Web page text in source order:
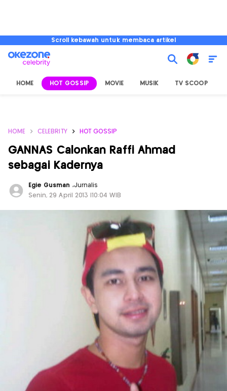
Scroll kebawah untuk membaca artikel
HOME HOT GOSSIP MOVIE MUSIK TV SCOOP
HOME CELEBRITY HOT GOSSIP
GANNAS Calonkan Raffi Ahmad
sebagai Kadernya
Egie Gusman ,Jurnalis
Senin, 29 April 2013 |10:04 WIB